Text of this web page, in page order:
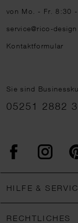
von Mo. - Fr. 8:30
service@rico-
Kontaktformular
Sie sind
05251 2882
Facebook
HILFE &
RECHTLICHES